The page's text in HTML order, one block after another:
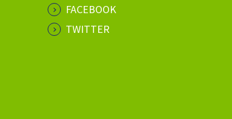
FACEBOOK
TWITTER